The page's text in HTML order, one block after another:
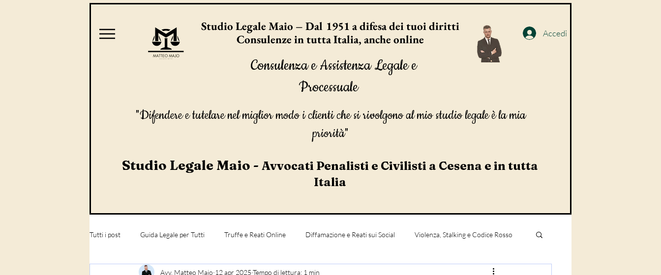
Studio Legale Maio – Dal 1951 a difesa dei tuoi diritti
Consulenze in tutta Italia, anche online
Consulenza e Assistenza Legale e
Processuale
Accedi
"Difendere e tutelare nel miglior modo i clienti che si rivolgono al mio studio legale è la mia
priorità"
Studio Legale Maio - Avvocati Penalisti e Civilisti a Cesena e in tutta
Italia
Tutti i post Guida Legale per Tutti Truffe e Reati Online Diffamazione e Reati sui Social Violenza, Stalking e Codice Rosso
Avv. Matteo Maio 12 apr 2025 Tempo di lettura: 1 min